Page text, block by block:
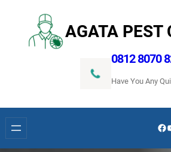
konten
AGATA PEST
0812 8070
Have You Any